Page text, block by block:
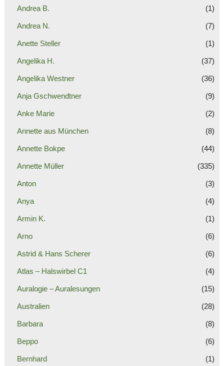
Andrea B. (1)
Andrea N. (7)
Anette Steller (1)
Angelika H. (37)
Angelika Westner (36)
Anja Gschwendtner (9)
Anke Marie (2)
Annette aus München (8)
Annette Bokpe (44)
Annette Müller (335)
Anton (3)
Anya (4)
Armin K. (1)
Arno (6)
Astrid & Hans Scherer (6)
Atlas – Halswirbel C1 (4)
Auralogie – Auralesungen (15)
Australien (28)
Barbara (8)
Beppo (6)
Bernhard (1)